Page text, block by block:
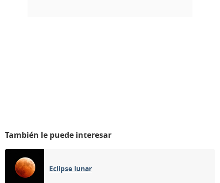
También le puede interesar
Eclipse lunar